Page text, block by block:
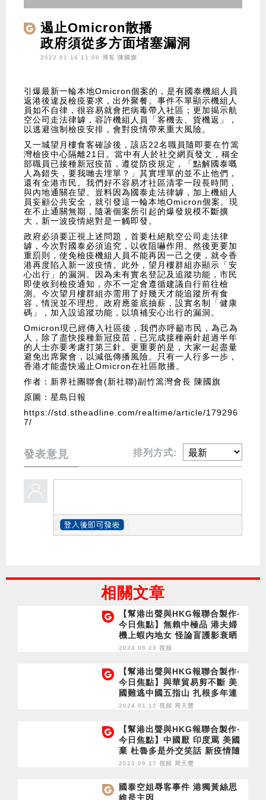
遏止Omicron散播
政府須從多方面堵塞漏洞
2022.01.16 11:00 博客 陳國旗
引爆最新一輪本地Omicron個案的，是有國泰機組人員
返港後違反檢疫要求，出外聚餐。事件不單顯示機組人
員如不自律，很容易就會把病毒帶入社區；更加揭示航
空公司走法律罅，容許機組人員「客機去、貨機返」，
以逃避強制檢疫安排，會對疫情帶來重大風險。
又一城望月樓食客確診後，該店22名職員隨即要在竹篙
灣檢疫中心隔離21日。當中有人於社交網頁發文，稱全
部職員已接種新冠疫苗，遵從防疫規定，「點解國泰嘅
人為錯失，要我哋去埋單？」其實埋單的並不止他們，
還有全港市民。我們好不容易才社區清零一段長時間，
與內地通關在望。豈料因為國泰走法律罅，加上機組人
員妄顧公共安全，就引發這一輪本地Omicron個案。現
在不止通關無期，隨著個案所引起的爆發規模不斷擴
大，新一波疫情絕對是一觸即發。
政府必須要正視上述問題，首要杜絕航空公司走法律
罅，今次對國泰必須追究，以收阻嚇作用。然後更要加
重罰則，使免檢疫機組人員不能再因一己之便，就令香
港再度陷入新一波疫情。此外，望月樓群組亦顯示「安
心出行」的漏洞。因為未有實名登記及追蹤功能，市民
即使收到檢疫通知，亦不一定會遵循建議自行前往檢
測。今次望月樓群組亦需用了好幾天才能追蹤所有食
容，情況並不理想。政府應釜底抽薪，設實名制「健康
碼」，加入設追蹤功能，以填補安心出行的漏洞。
Omicron現已經傳入社區後，我們亦呼籲市民，為己為
人，除了盡快接種新冠疫苗，已完成接種兩針超過半年
的人士亦要考慮打第三針。更重要的是，大家一起盡量
避免出席聚會，以減低傳播風險。只有一人行多一步，
香港才能盡快遏止Omicron在社區散播。
作者：新界社團聯會(新社聯)副竹篙灣會長 陳國旗
原圖：星島日報
https://std.stheadline.com/realtime/article/179296
7/
發表意見 排列方式:
相關文章
【幫港出聲與HKG報聯合製作‧
今日焦點】無賴中極品 港夫婦
機上蝦內地女 怪論盲護影衰晒
專業與質疑 遺屬投訴北角開槍
2024.09.23 視頻
【幫港出聲與HKG報聯合製作‧
今日焦點】與華貿易剪不斷 美
國難逃中國五指山 扎根多年連
繫深 國泰屢出事令港蒙污
2024.01.12 視頻 周天慧
【幫港出聲與HKG報聯合製作‧
今日焦點】中國厭 印度罵 美國
棄 杜魯多是外交笑話 新疫情隨
時爆 提前做準備
2023.09.27 視頻 周天慧
國泰空姐辱客事件 港獨黃絲思
維是主因